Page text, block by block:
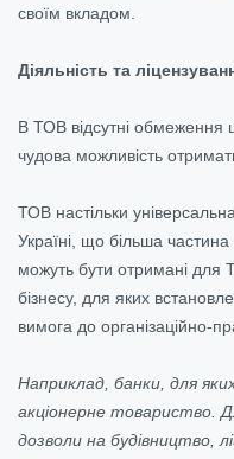
своїм вкладом.
Діяльність та
В ТОВ відсутні обмеження
чудова можливість отримати
ТОВ настільки
Україні, що більша частина
можуть бути отримані для
бізнесу, для яких
вимога до організаційно-
Наприклад, банки, для
акціонерне
дозволи на будівництво,